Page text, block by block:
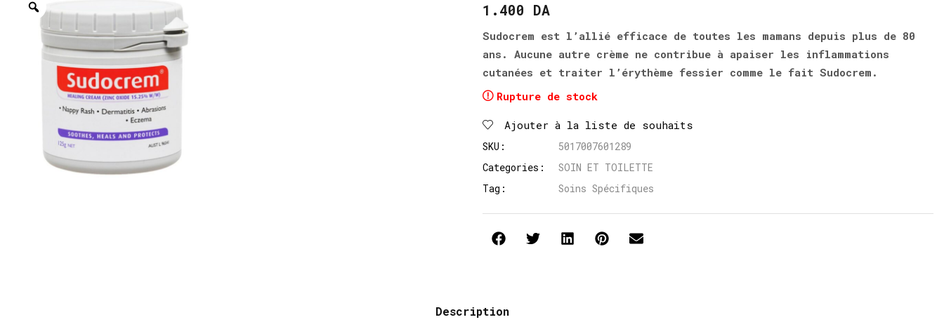
1.400 DA
Sudocrem est l’allié efficace de toutes les mamans depuis plus de 80
ans. Aucune autre crème ne contribue à apaiser les inflammations
cutanées et traiter l’érythème fessier comme le fait Sudocrem.
Rupture de stock
Ajouter à la liste de souhaits
SKU:
5017007601289
Categories:
SOIN ET TOILETTE
Tag:
Soins Spécifiques
Description